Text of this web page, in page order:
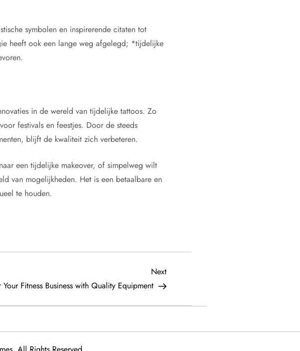
symbolen en inspirerende citaten tot
heeft ook een lange weg afgelegd; *tijdelijke
in de wereld van tijdelijke tattoos. Zo
festivals en feestjes. Door de steeds
blijft de kwaliteit zich verbeteren.
een tijdelijke makeover, of simpelweg wilt
van mogelijkheden. Het is een betaalbare en
te houden.
Next
Post
Next
Your Fitness Business with Quality Equipment